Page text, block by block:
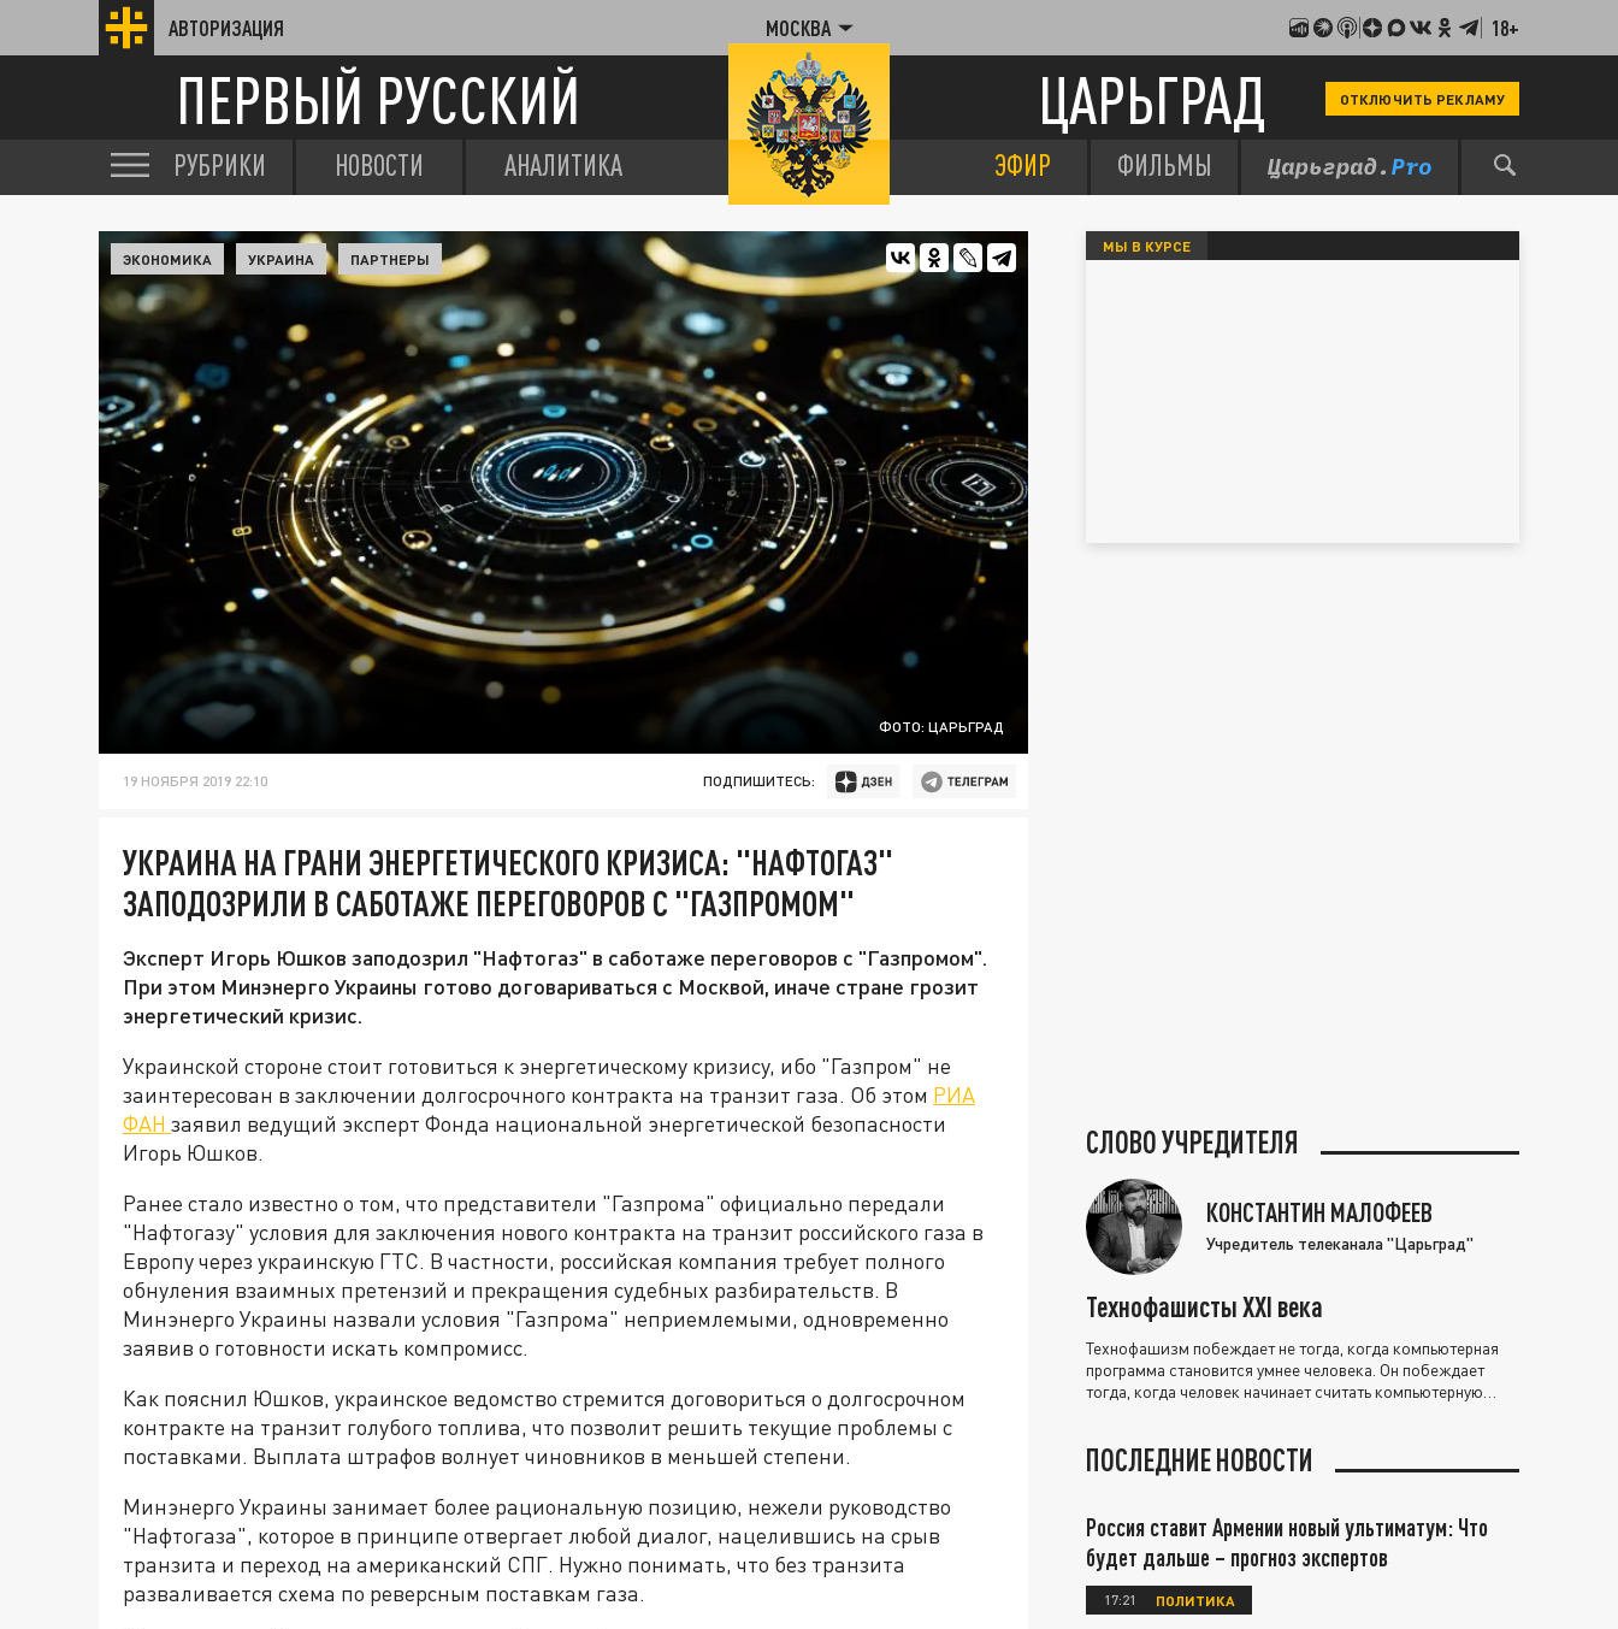
АВТОРИЗАЦИЯ МОСКВА 18+
ПЕРВЫЙ РУССКИЙ ЦАРЬГРАД ОТКЛЮЧИТЬ РЕКЛАМУ
РУБРИКИ НОВОСТИ АНАЛИТИКА ЭФИР ФИЛЬМЫ
ФОТО: ЦАРЬГРАД
ЭКОНОМИКА УКРАИНА ПАРТНЕРЫ
19 НОЯБРЯ 2019 22:10 ПОДПИШИТЕСЬ:
УКРАИНА НА ГРАНИ ЭНЕРГЕТИЧЕСКОГО КРИЗИСА: "НАФТОГАЗ"
ЗАПОДОЗРИЛИ В САБОТАЖЕ ПЕРЕГОВОРОВ С "ГАЗПРОМОМ"
Эксперт Игорь Юшков заподозрил "Нафтогаз" в саботаже переговоров с "Газпромом".
При этом Минэнерго Украины готово договариваться с Москвой, иначе стране грозит
энергетический кризис.
Украинской стороне стоит готовиться к энергетическому кризису, ибо "Газпром" не
заинтересован в заключении долгосрочного контракта на транзит газа. Об этом РИА
ФАН заявил ведущий эксперт Фонда национальной энергетической безопасности
Игорь Юшков.
Ранее стало известно о том, что представители "Газпрома" официально передали
"Нафтогазу" условия для заключения нового контракта на транзит российского газа в
Европу через украинскую ГТС. В частности, российская компания требует полного
обнуления взаимных претензий и прекращения судебных разбирательств. В
Минэнерго Украины назвали условия "Газпрома" неприемлемыми, одновременно
заявив о готовности искать компромисс.
Как пояснил Юшков, украинское ведомство стремится договориться о долгосрочном
контракте на транзит голубого топлива, что позволит решить текущие проблемы с
поставками. Выплата штрафов волнует чиновников в меньшей степени.
Минэнерго Украины занимает более рациональную позицию, нежели руководство
"Нафтогаза", которое в принципе отвергает любой диалог, нацелившись на срыв
транзита и переход на американский СПГ. Нужно понимать, что без транзита
разваливается схема по реверсным поставкам газа.
МЫ В КУРСЕ
СЛОВО УЧРЕДИТЕЛЯ
КОНСТАНТИН МАЛОФЕЕВ
Учредитель телеканала "Царьград"
Технофашисты XXI века
Технофашизм побеждает не тогда, когда компьютерная
программа становится умнее человека. Он побеждает
тогда, когда человек начинает считать компьютерную
ПОСЛЕДНИЕ НОВОСТИ
Россия ставит Армении новый ультиматум: Что
будет дальше – прогноз экспертов
17:21 ПОЛИТИКА